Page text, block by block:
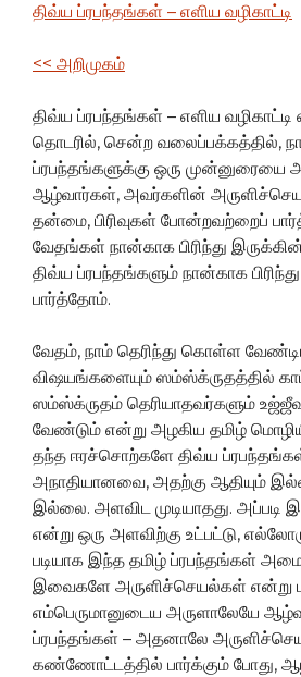
திவ்ய ப்ரபந்தங்கள் – எளிய வழிகாட்டி
<< அறிமுகம்
திவ்ய ப்ரபந்தங்கள் – எளிய
தொடரில், சென்ற வலைப்பக்கத்தில்,
ப்ரபந்தங்களுக்கு ஒரு முன்னுரையை
ஆழ்வார்கள், அவர்களின்
தன்மை, பிரிவுகள் போன்றவற்றைப்
வேதங்கள் நான்காக பிரிந்து
திவ்ய ப்ரபந்தங்களும் நான்காக
பார்த்தோம்.
வேதம், நாம் தெரிந்து கொள்ள
விஷயங்களையும் ஸம்ஸ்க்ருதத்தில்
ஸம்ஸ்க்ருதம் தெரியாதவர்களும்
வேண்டும் என்று அழகிய தமிழ்
தந்த ஈரச்சொற்களே திவ்ய
அநாதியானவை, அதற்கு ஆதியும்
இல்லை. அளவிட முடியாதது. அப்படி
என்று ஒரு அளவிற்கு உட்பட்டு,
படியாக இந்த தமிழ் ப்ரபந்தங்கள்
இவைகளே அருளிச்செயல்கள் என்று
எம்பெருமானுடைய அருளாலேயே
ப்ரபந்தங்கள் – அதனாலே
கண்ணோட்டத்தில் பார்க்கும் போது,